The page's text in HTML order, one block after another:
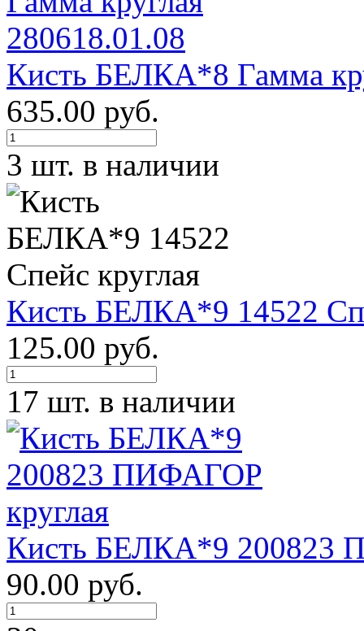
Кисть БЕЛКА*8 Гамма
635.00 руб.
3 шт. в наличии
Кисть БЕЛКА*9 14522
125.00 руб.
17 шт. в наличии
Кисть БЕЛКА*9 200823
90.00 руб.